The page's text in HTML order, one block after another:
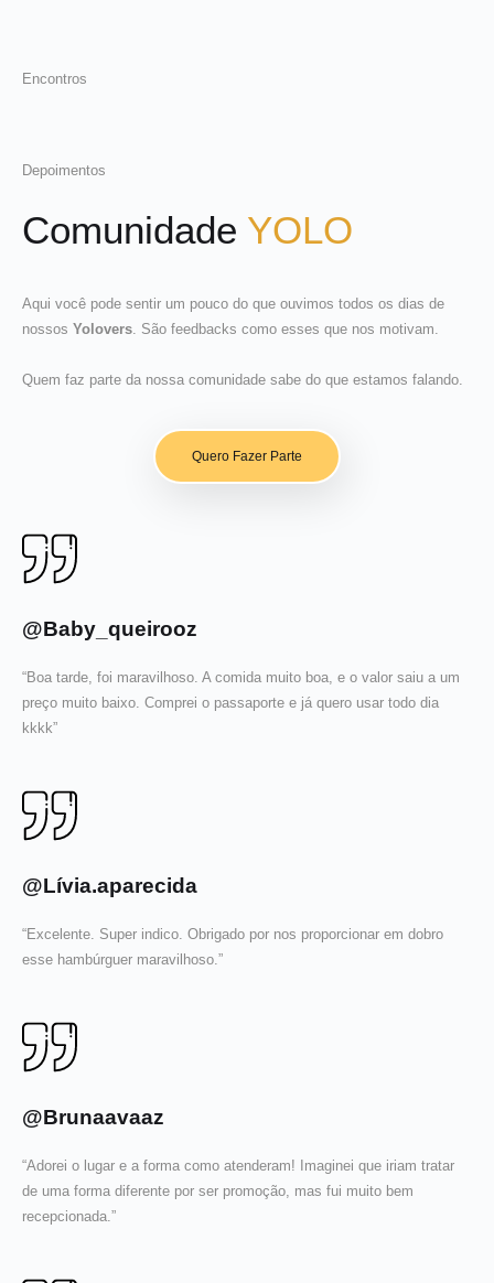
Encontros
Depoimentos
Comunidade YOLO
Aqui você pode sentir um pouco do que ouvimos todos os dias de
nossos Yolovers. São feedbacks como esses que nos motivam.
Quem faz parte da nossa comunidade sabe do que estamos falando.
Quero Fazer Parte
@Baby_queirooz
“Boa tarde, foi maravilhoso. A comida muito boa, e o valor saiu a um
preço muito baixo. Comprei o passaporte e já quero usar todo dia
kkkk”
@Lívia.aparecida
“Excelente. Super indico. Obrigado por nos proporcionar em dobro
esse hambúrguer maravilhoso.”
@Brunaavaaz
“Adorei o lugar e a forma como atenderam! Imaginei que iriam tratar
de uma forma diferente por ser promoção, mas fui muito bem
recepcionada.”